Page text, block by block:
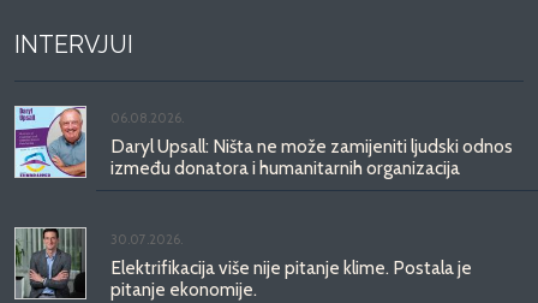
INTERVJUI
06.08.2026.
Daryl Upsall: Ništa ne može zamijeniti ljudski odnos
između donatora i humanitarnih organizacija
30.07.2026.
Elektrifikacija više nije pitanje klime. Postala je
pitanje ekonomije.